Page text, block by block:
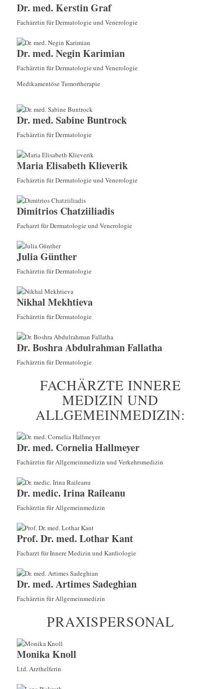
Dr. med. Kerstin Graf
Fachärztin für Dermatologie und Venerologie
Dr. med. Negin Karimian
Fachärztin für Dermatologie und Venerologie
Medikamentöse Tumortherapie
Dr. med. Sabine Buntrock
Fachärztin für Dermatologie
Maria Elisabeth Klieverik
Fachärztin für Dermatologie und Venerologie
Dimitrios Chatziiliadis
Facharzt für Dermatologie und Venerologie
Julia Günther
Fachärztin für Dermatologie
Nikhal Mekhtieva
Fachärztin für Dermatologie
Dr. Boshra Abdulrahman Fallatha
Fachärztin für Dermatologie
FACHÄRZTE INNERE
MEDIZIN UND
ALLGEMEINMEDIZIN:
Dr. med. Cornelia Hallmeyer
Fachärztin für Allgemeinmedizin und Verkehrsmedizin
Dr. medic. Irina Raileanu
Fachärztin für Allgemeinmedizin
Prof. Dr. med. Lothar Kant
Facharzt für Innere Medizin und Kardiologie
Dr. med. Artimes Sadeghian
Fachärztin für Allgemeinmedizin
PRAXISPERSONAL
Monika Knoll
Ltd. Arzthelferin